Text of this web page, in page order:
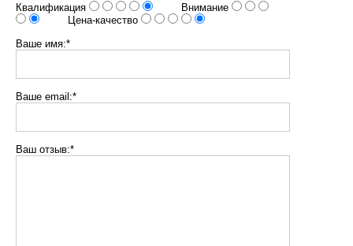
Квалификация
Внимание
Цена-качество
Ваше имя:*
Ваше email:*
Ваш отзыв:*